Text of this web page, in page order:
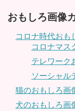
おもしろ画像
コロナ時代おも
コロナマス
テレワーク
ソーシャル
猫のおもしろ画
犬のおもしろ画